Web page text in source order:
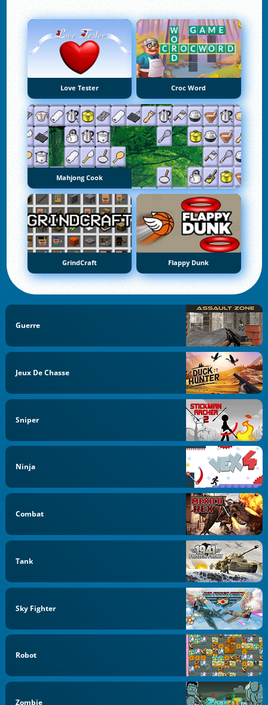
Love Tester Croc Word
Mahjong Cook
GrindCraft Flappy Dunk
Guerre
Jeux De Chasse
Sniper
Ninja
Combat
Tank
Sky Fighter
Robot
Zombie